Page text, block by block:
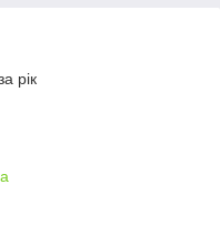
рік